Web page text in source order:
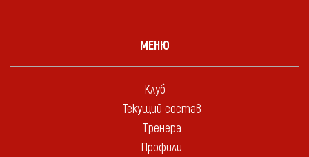
МЕНЮ
Клуб
Текущий состав
Тренера
Профили